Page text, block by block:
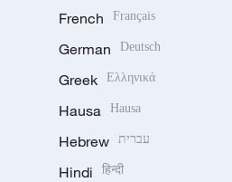
French Français
German Deutsch
Greek Ελληνικά
Hausa Hausa
Hebrew עברית
Hindi हिन्दी